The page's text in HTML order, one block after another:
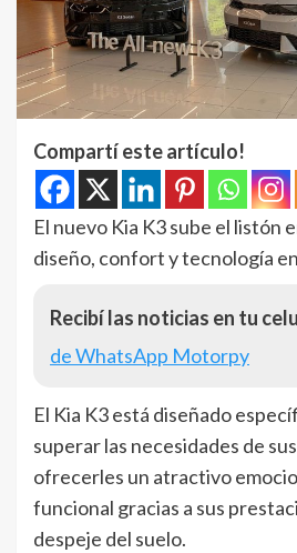
Compartí este artículo!
El nuevo Kia K3 sube el listón
diseño, confort y tecnología
Recibí las noticias en tu
de WhatsApp Motorpy
El Kia K3 está diseñado
superar las necesidades de
ofrecerles un atractivo
funcional gracias a sus
despeje del suelo.